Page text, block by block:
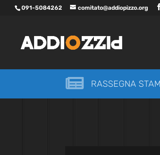
091-5084262 comitato@addiopizzo.org
 RASSEGNA